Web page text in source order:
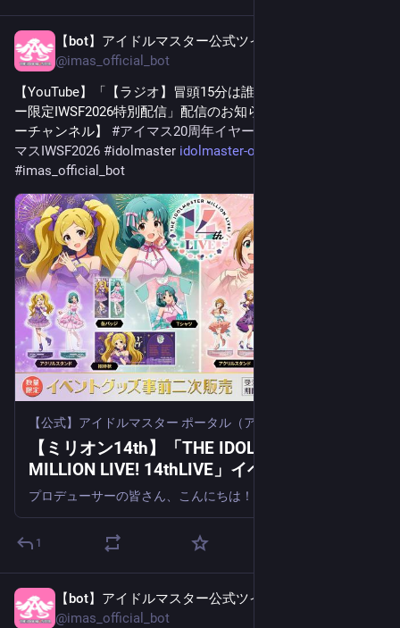
【bot】アイドルマスター公式ツイッター
@imas_official_bot
【YouTube】「【ラジオ】冒頭15分は誰でも聞ける！メンバ
ー限定IWSF2026特別配信」配信のお知らせ【アイドルマスタ
ーチャンネル】 #アイマス20周年イヤー
マスIWSF2026 #idolmaster idolmaster-official.jp/news/01
#imas_official_bot
【公式】アイドルマスター ポータル（アイマス）
【ミリオン14th】「THE IDOLM@STER
MILLION LIVE! 14thLIVE」イベントグッズ事
前二次販売が数量限定で実施中！！
1
【bot】アイドルマスター公式ツイッター
@imas_official_bot